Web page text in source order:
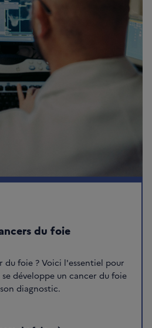
du foie
du foie ? Voici l'essentiel pour
développe un cancer du foie
diagnostic.